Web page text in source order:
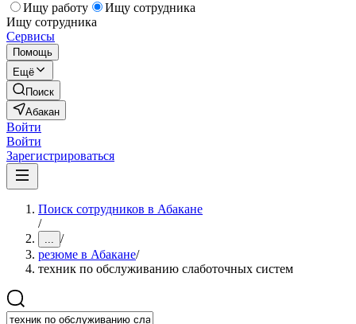
Ищу работу
Ищу сотрудника
Ищу сотрудника
Сервисы
Помощь
Ещё
Поиск
Абакан
Войти
Войти
Зарегистрироваться
Поиск сотрудников в Абакане
/
... /
резюме в Абакане/
техник по обслуживанию слаботочных систем